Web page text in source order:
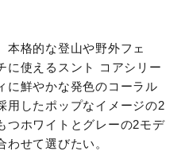
本格的な登山や野外フェ
に使えるスント コアシリー
に鮮やかな発色のコーラル
用したポップなイメージの2
つホワイトとグレーの2モデ
せて選びたい。